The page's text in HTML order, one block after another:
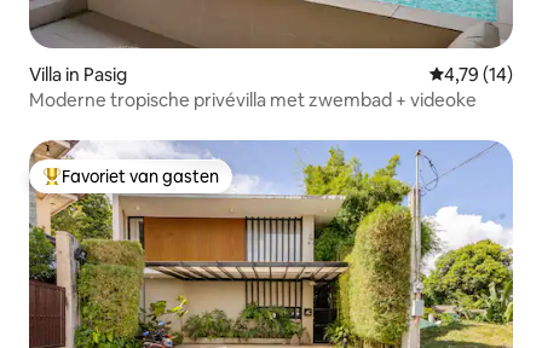
Villa in Pasig Gemiddelde
4,79 (14)
Moderne tropische privévilla met zwembad + videoke
Topfavoriet van gasten
Favoriet van gasten